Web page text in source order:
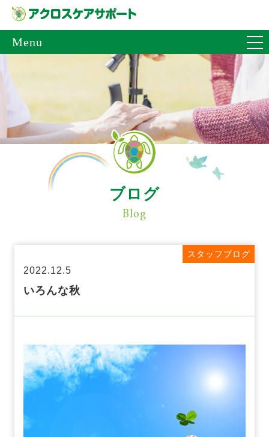
Menu
ブログ
Blog
スタッフブログ
2022.12.5
いろんな秋